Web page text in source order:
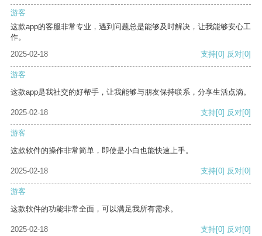
游客
这款app的客服非常专业，遇到问题总是能够及时解决，让我能够安心工
作。
2025-02-18
支持[0] 反对[0]
游客
这款app是我社交的好帮手，让我能够与朋友保持联系，分享生活点滴。
2025-02-18 支持[0] 反对[0]
游客
这款软件的操作非常简单，即使是小白也能快速上手。
2025-02-18 支持[0] 反对[0]
游客
这款软件的功能非常全面，可以满足我所有需求。
2025-02-18 支持[0] 反对[0]